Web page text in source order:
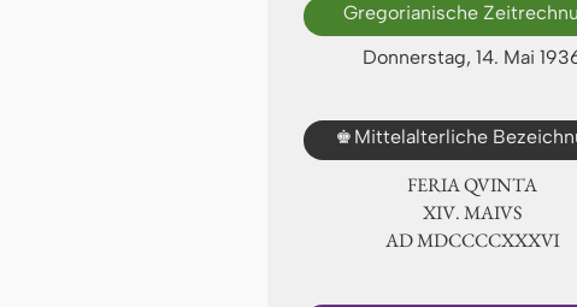
Gregorianische
Donnerstag, 14. Mai
♚ Mittelalterliche
FERIA QUINTA
ⅩⅣ. MAIVS
AD ⅯⅮⅭⅭⅭⅭⅩⅩⅩⅥ